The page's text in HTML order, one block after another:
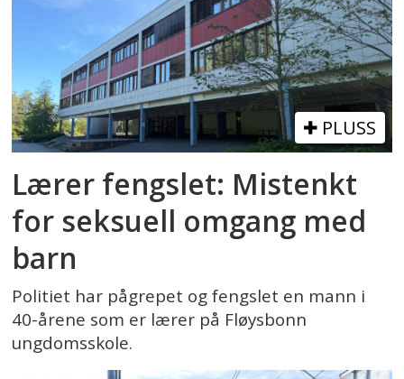
PLUSS
Lærer fengslet: Mistenkt
for seksuell omgang med
barn
Politiet har pågrepet og fengslet en mann i
40-årene som er lærer på Fløysbonn
ungdomsskole.